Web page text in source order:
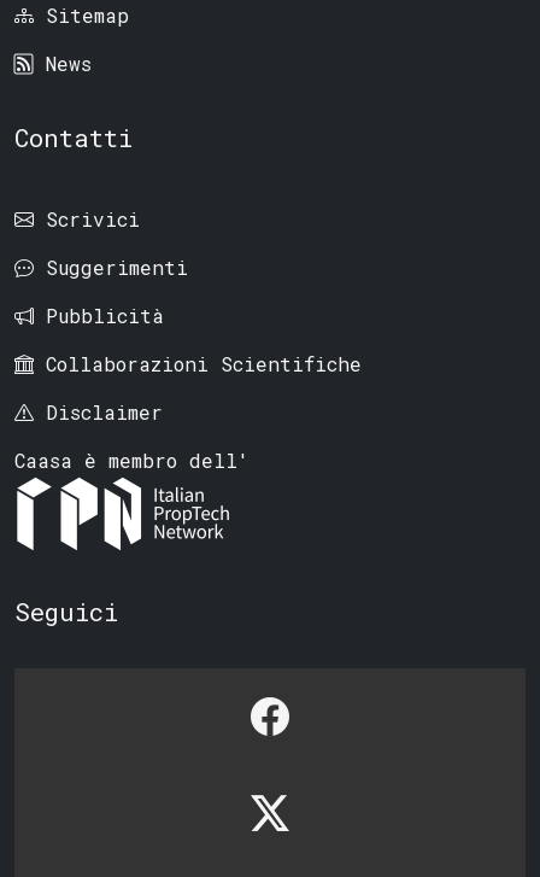
Sitemap
News
Contatti
Scrivici
Suggerimenti
Pubblicità
Collaborazioni Scientifiche
Disclaimer
Caasa è membro dell'
Seguici